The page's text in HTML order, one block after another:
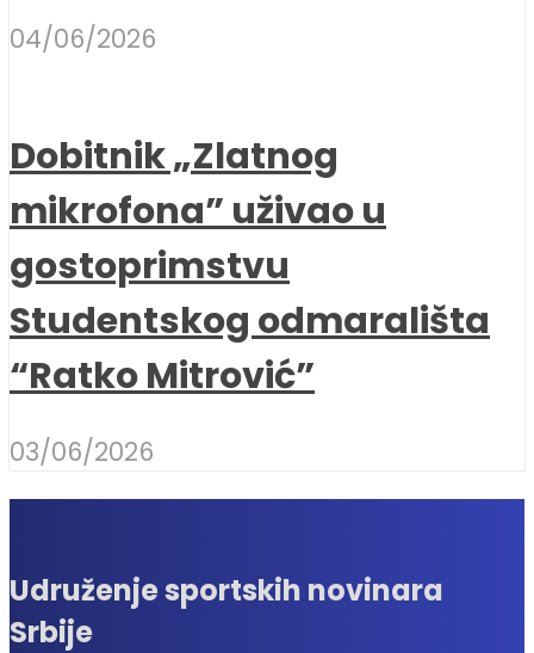
04/06/2026
Dobitnik „Zlatnog
mikrofona” uživao u
gostoprimstvu
Studentskog odmarališta
“Ratko Mitrović”
03/06/2026
Udruženje sportskih novinara
Srbije